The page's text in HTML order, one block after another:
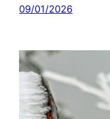
09/01/2026